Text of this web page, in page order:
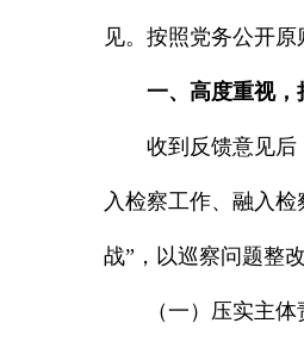
见。按照党务公开
一、高度重视
收到反馈意见
入检察工作、融入
战”，以巡察问题整
（一）压实主